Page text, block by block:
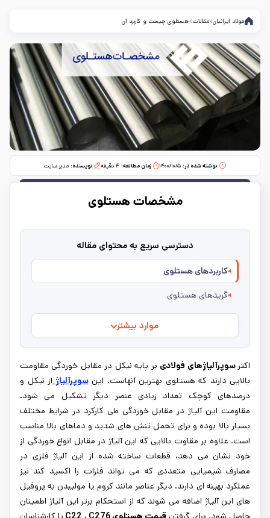
فولاد ایرانیان مقالات هستلوی چیست و کاربرد آن
نوشته شده در: ۱۴۰۰/۱۰/۵ زمان مطالعه:‌ ۴ دقیقه نویسنده: مدیر سایت
مشخصات هستلوی
دسترسی سریع به محتوای مقاله
کاربردهای هستلوی
گریدهای هستلوی
موارد بیشتر
اکثر سوپرآلیاژهای فولادی بر پایه نیکل در مقابل خوردگی مقاومت
بالایی دارند که هستلوی بهترین آن­هاست. این سوپرآلیاژ از نیکل و
درصدهای کوچک تعداد زیادی عنصر دیگر تشکیل می شود.
مقاومت این آلیاژ در مقابل خوردگی طی کارکرد در شرایط مختلف
بسیار بالا بوده و برای تحمل تنش های شدید و دماهای بالا مناسب
است. علاوه بر مقاوت بالایی که این آلیاژ در مقابل انواع خوردگی از
خود نشان می دهد، قطعات ساخته شده از این آلیاژ فلزی در
مصارف شیمیایی متعددی که می تواند فلزات را اکسید کند نیز
عملکرد بهینه ای دارند. دیگر عناصر مانند کروم یا مولیبدن به پروفیل
های این آلیاژ اضافه می شوند که از استحکام برتر این آلیاژ اطمینان